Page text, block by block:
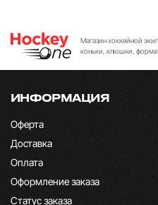
Магазин хоккейной
коньки, клюшки, форма
ИНФОРМАЦИЯ
Оферта
Доставка
Оплата
Оформление заказа
Статус заказа